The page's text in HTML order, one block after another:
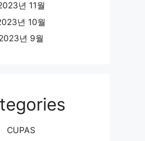
년 11월
년 10월
년 9월
CUPAS